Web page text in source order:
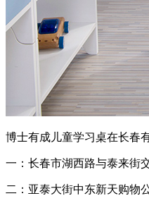
博士有成儿童学习桌在长春
一：长春市湖西路与泰来街
二：亚泰大街中东新天购物